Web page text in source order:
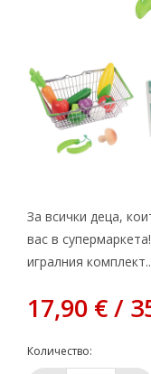
За всички деца,
вас в
игралния
17,90 € /
Количество: